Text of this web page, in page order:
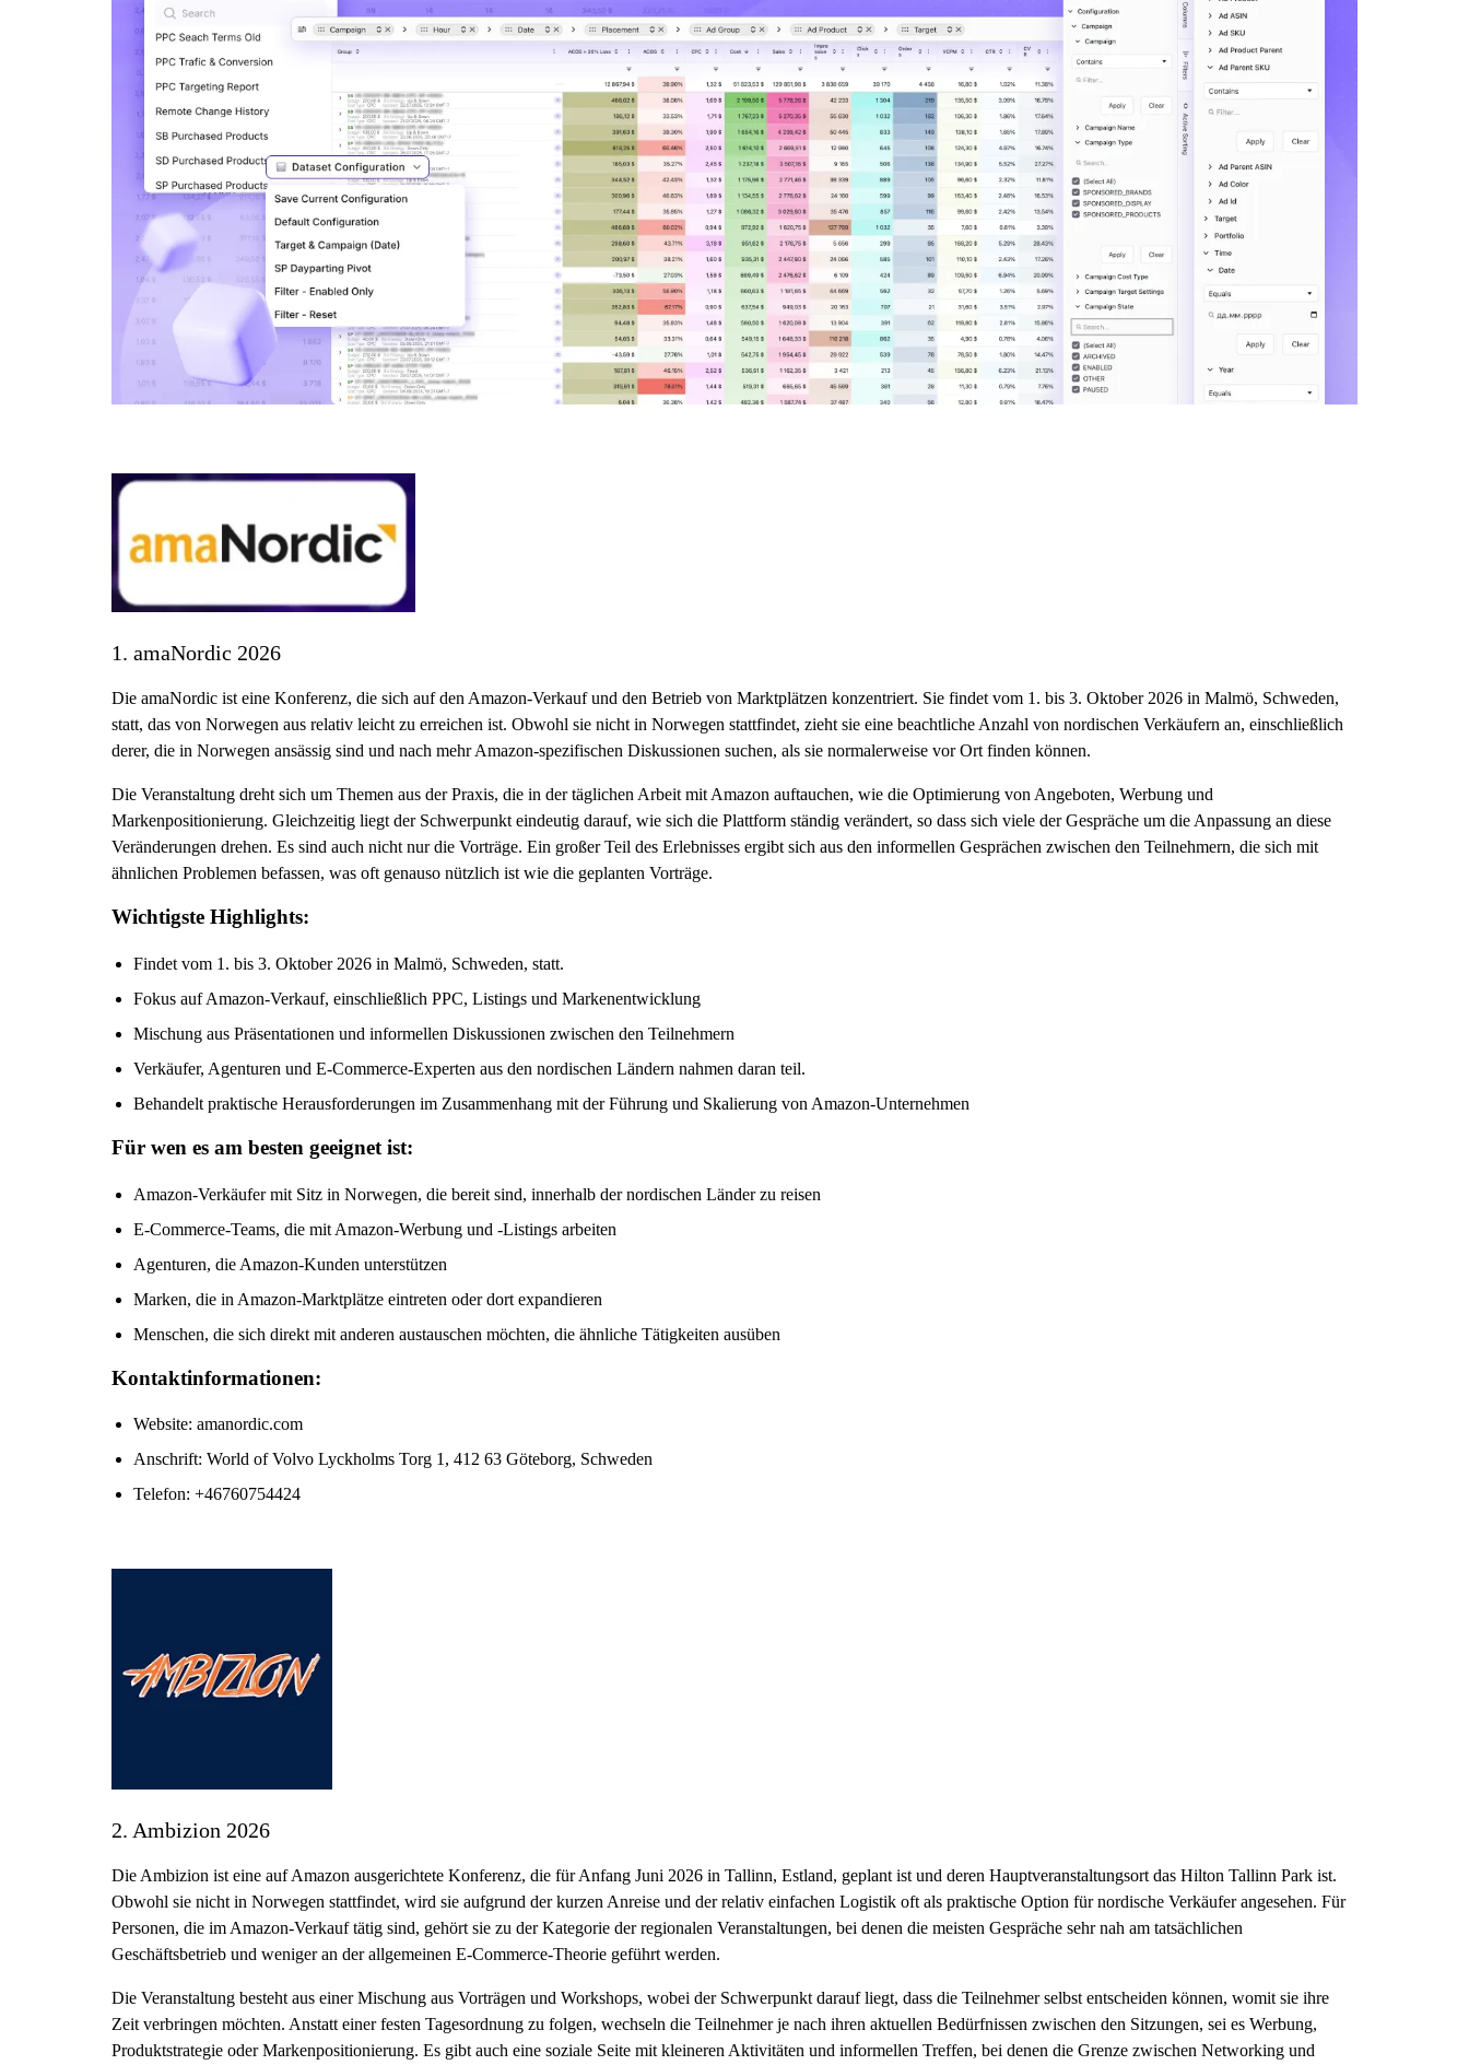
1. amaNordic 2026
Die amaNordic ist eine Konferenz, die sich auf den Amazon-Verkauf und den Betrieb von Marktplätzen konzentriert. Sie findet vom 1. bis 3. Oktober 2026 in Malmö, Schweden,
statt, das von Norwegen aus relativ leicht zu erreichen ist. Obwohl sie nicht in Norwegen stattfindet, zieht sie eine beachtliche Anzahl von nordischen Verkäufern an, einschließlich
derer, die in Norwegen ansässig sind und nach mehr Amazon-spezifischen Diskussionen suchen, als sie normalerweise vor Ort finden können.
Die Veranstaltung dreht sich um Themen aus der Praxis, die in der täglichen Arbeit mit Amazon auftauchen, wie die Optimierung von Angeboten, Werbung und
Markenpositionierung. Gleichzeitig liegt der Schwerpunkt eindeutig darauf, wie sich die Plattform ständig verändert, so dass sich viele der Gespräche um die Anpassung an diese
Veränderungen drehen. Es sind auch nicht nur die Vorträge. Ein großer Teil des Erlebnisses ergibt sich aus den informellen Gesprächen zwischen den Teilnehmern, die sich mit
ähnlichen Problemen befassen, was oft genauso nützlich ist wie die geplanten Vorträge.
Wichtigste Highlights:
Findet vom 1. bis 3. Oktober 2026 in Malmö, Schweden, statt.
Fokus auf Amazon-Verkauf, einschließlich PPC, Listings und Markenentwicklung
Mischung aus Präsentationen und informellen Diskussionen zwischen den Teilnehmern
Verkäufer, Agenturen und E-Commerce-Experten aus den nordischen Ländern nahmen daran teil.
Behandelt praktische Herausforderungen im Zusammenhang mit der Führung und Skalierung von Amazon-Unternehmen
Für wen es am besten geeignet ist:
Amazon-Verkäufer mit Sitz in Norwegen, die bereit sind, innerhalb der nordischen Länder zu reisen
E-Commerce-Teams, die mit Amazon-Werbung und -Listings arbeiten
Agenturen, die Amazon-Kunden unterstützen
Marken, die in Amazon-Marktplätze eintreten oder dort expandieren
Menschen, die sich direkt mit anderen austauschen möchten, die ähnliche Tätigkeiten ausüben
Kontaktinformationen:
Website: amanordic.com
Anschrift: World of Volvo Lyckholms Torg 1, 412 63 Göteborg, Schweden
Telefon: +46760754424
2. Ambizion 2026
Die Ambizion ist eine auf Amazon ausgerichtete Konferenz, die für Anfang Juni 2026 in Tallinn, Estland, geplant ist und deren Hauptveranstaltungsort das Hilton Tallinn Park ist.
Obwohl sie nicht in Norwegen stattfindet, wird sie aufgrund der kurzen Anreise und der relativ einfachen Logistik oft als praktische Option für nordische Verkäufer angesehen. Für
Personen, die im Amazon-Verkauf tätig sind, gehört sie zu der Kategorie der regionalen Veranstaltungen, bei denen die meisten Gespräche sehr nah am tatsächlichen
Geschäftsbetrieb und weniger an der allgemeinen E-Commerce-Theorie geführt werden.
Die Veranstaltung besteht aus einer Mischung aus Vorträgen und Workshops, wobei der Schwerpunkt darauf liegt, dass die Teilnehmer selbst entscheiden können, womit sie ihre
Zeit verbringen möchten. Anstatt einer festen Tagesordnung zu folgen, wechseln die Teilnehmer je nach ihren aktuellen Bedürfnissen zwischen den Sitzungen, sei es Werbung,
Produktstrategie oder Markenpositionierung. Es gibt auch eine soziale Seite mit kleineren Aktivitäten und informellen Treffen, bei denen die Grenze zwischen Networking und